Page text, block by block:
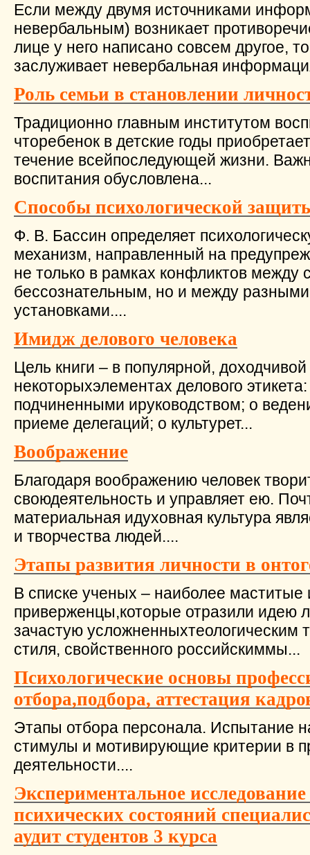
Если между двумя источниками
невербальным) возникает
лице у него написано совсем другое,
заслуживает невербальная
Роль семьи в становлении
Традиционно главным институтом
чторебенок в детские годы
течение всейпоследующей жизни.
воспитания обусловлена...
Способы психологической
Ф. В. Бассин определяет
механизм, направленный на
не только в рамках конфликтов между
бессознательным, но и между
установками....
Имидж делового человека
Цель книги – в популярной,
некоторыхэлементах делового
подчиненными ируководством; о
приеме делегаций; о культурет...
Воображение
Благодаря воображению человек
своюдеятельность и управляет ею.
материальная идуховная культура
и творчества людей....
Этапы развития личности в
В списке ученых – наиболее маститые
приверженцы,которые отразили идею
зачастую усложненныхтеологическим
стиля, свойственного российскиммы...
Психологические основы
отбора,подбора, аттестация
Этапы отбора персонала. Испытание
стимулы и мотивирующие критерии в
деятельности....
Экспериментальное исследование
психических состояний
аудит студентов 3 курса